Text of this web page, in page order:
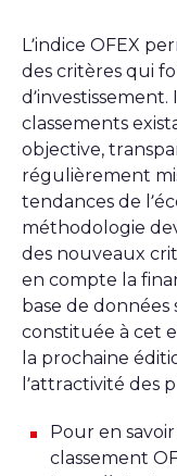
L’indice OFEX
des critères qui
classements
objective,
régulièrement
tendances de
méthodologie
des nouveaux
en compte la
base de
constituée à cet
la prochaine
l’attractivité des
Pour en
classement